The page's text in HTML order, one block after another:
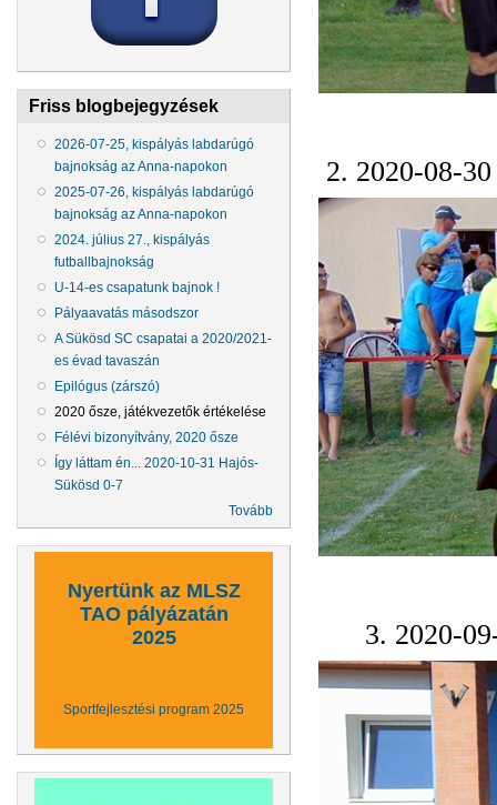
Friss blogbejegyzések
2026-07-25, kispályás labdarúgó
bajnokság az Anna-napokon
2025-07-26, kispályás labdarúgó
bajnokság az Anna-napokon
2024. július 27., kispályás
futballbajnokság
U-14-es csapatunk bajnok !
Pályaavatás másodszor
A Sükösd SC csapatai a 2020/2021-
es évad tavaszán
Epilógus (zárszó)
2020 ősze, játékvezetők értékelése
Félévi bizonyítvány, 2020 ősze
Így láttam én... 2020-10-31 Hajós-
Sükösd 0-7
Tovább
Nyertünk az MLSZ
TAO pályázatán
2025
Sportfejlesztési program 2025
2. 2020-08-
3. 2020-